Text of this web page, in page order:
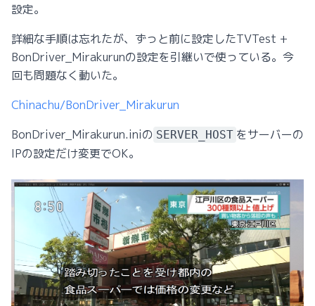
設定。
詳細な手順は忘れたが、ずっと前に設定したTVTest +
BonDriver_Mirakurunの設定を引継いで使っている。今
回も問題なく動いた。
Chinachu/BonDriver_Mirakurun
BonDriver_Mirakurun.iniの SERVER_HOST をサーバーの
IPの設定だけ変更でOK。